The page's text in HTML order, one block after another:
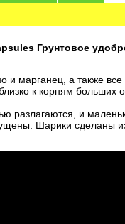
Грунтовое
и марганец, а также
к корням больших
разлагаются, и
Шарики сделаны